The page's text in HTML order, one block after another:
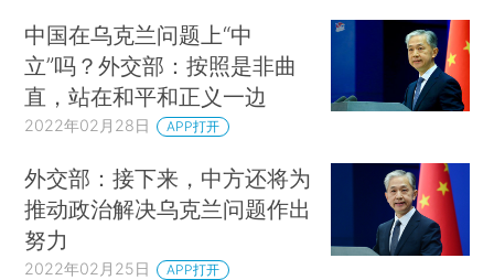
中国在乌克兰问题上“中
立”吗？外交部：按照是非曲
直，站在和平和正义一边
2022年02月28日 APP打开
外交部：接下来，中方还将为
推动政治解决乌克兰问题作出
努力
2022年02月25日 APP打开